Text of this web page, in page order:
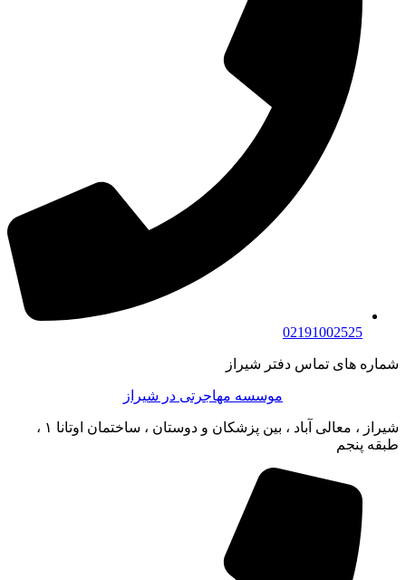
02191002525
شماره های تماس دفتر شیراز
موسسه مهاجرتی در شیراز
شیراز ، معالی آباد ، بین پزشکان و دوستان ، ساختمان اوتانا ۱ ،
طبقه پنجم